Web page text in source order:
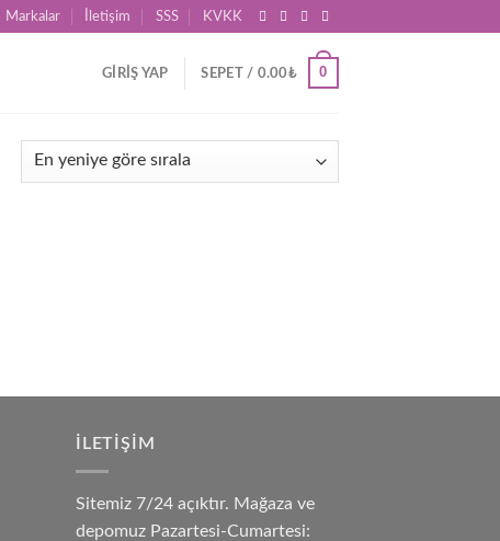
Markalar İletişim SSS KVKK
GIRIŞ YAP SEPET / 0.00₺ 0
İLETIŞIM
Sitemiz 7/24 açıktır. Mağaza ve
depomuz Pazartesi-Cumartesi: